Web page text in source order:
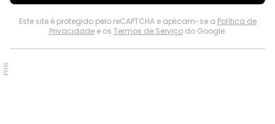
Este site é protegido pelo reCAPTCHA e aplicam-se a Política de
Privacidadee os Termos de Serviçodo Google.
PUB.